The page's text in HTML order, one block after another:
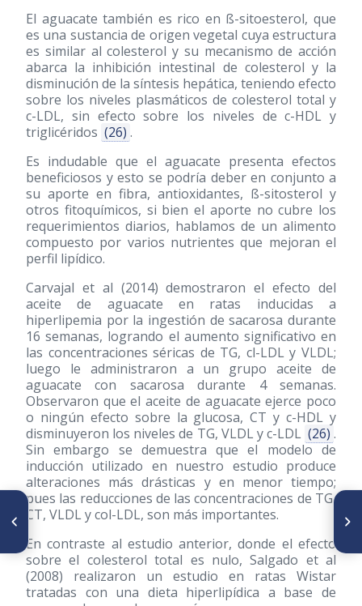
El aguacate también es rico en ß-sitoesterol, que
es una sustancia de origen vegetal cuya estructura
es similar al colesterol y su mecanismo de acción
abarca la inhibición intestinal de colesterol y la
disminución de la síntesis hepática, teniendo efecto
sobre los niveles plasmáticos de colesterol total y
c-LDL, sin efecto sobre los niveles de c-HDL y
triglicéridos (26) .
Es indudable que el aguacate presenta efectos
beneficiosos y esto se podría deber en conjunto a
su aporte en fibra, antioxidantes, ß-sitosterol y
otros fitoquímicos, si bien el aporte no cubre los
requerimientos diarios, hablamos de un alimento
compuesto por varios nutrientes que mejoran el
perfil lipídico.
Carvajal et al (2014) demostraron el efecto del
aceite de aguacate en ratas inducidas a
hiperlipemia por la ingestión de sacarosa durante
16 semanas, logrando el aumento significativo en
las concentraciones séricas de TG, cl-LDL y VLDL;
luego le administraron a un grupo aceite de
aguacate con sacarosa durante 4 semanas.
Observaron que el aceite de aguacate ejerce poco
o ningún efecto sobre la glucosa, CT y c-HDL y
disminuyeron los niveles de TG, VLDL y c-LDL (26) .
Sin embargo se demuestra que el modelo de
inducción utilizado en nuestro estudio produce
alteraciones más drásticas y en menor tiempo;
pues las reducciones de las concentraciones de TG,
CT, VLDL y col-LDL, son más importantes.
En contraste al estudio anterior, donde el efecto
sobre el colesterol total es nulo, Salgado et al
(2008) realizaron un estudio en ratas Wistar
tratadas con una dieta hiperlipídica a base de
ARTÍCULO ANTERIOR
Análisis del precio de una
en la Región Metropolitana de
Chile
SIGUIENTE ARTÍCULO
Comparación del consumo de
habitan una zona urbana y una
rural en la población de
Arandas, México